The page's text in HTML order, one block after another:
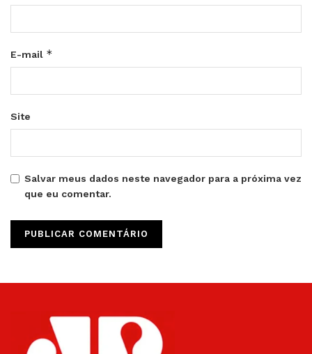
E-mail *
Site
Salvar meus dados neste navegador para a próxima vez
que eu comentar.